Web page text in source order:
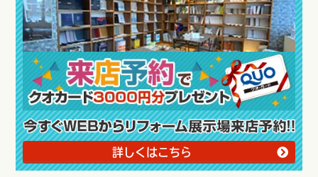
詳しくはこちら